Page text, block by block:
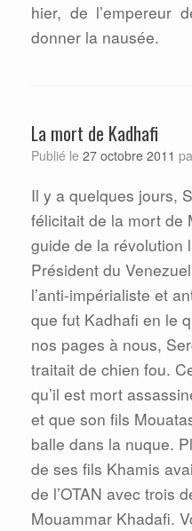
hier, de l’empereur
donner la nausée.
La mort de Kadhafi
Publié le 27 octobre 2011
Il y a quelques jours,
félicitait de la mort de
guide de la révolution
Président du
l’anti-impérialiste et
que fut Kadhafi en le
nos pages à nous,
traitait de chien fou.
qu’il est mort
et que son fils
balle dans la nuque.
de ses fils Khamis
de l’OTAN avec trois
Mouammar Khadafi.